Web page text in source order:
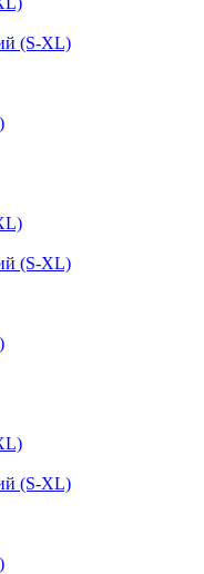
(S-XL)
(S-XL)
(S-XL)